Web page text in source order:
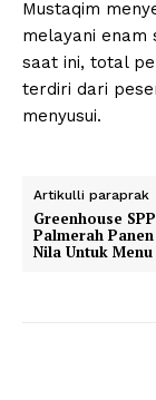
Mustaqim
melayani enam
saat ini, total
terdiri dari
menyusui.
Artikulli paraprak
Greenhouse
Palmerah
Nila Untuk